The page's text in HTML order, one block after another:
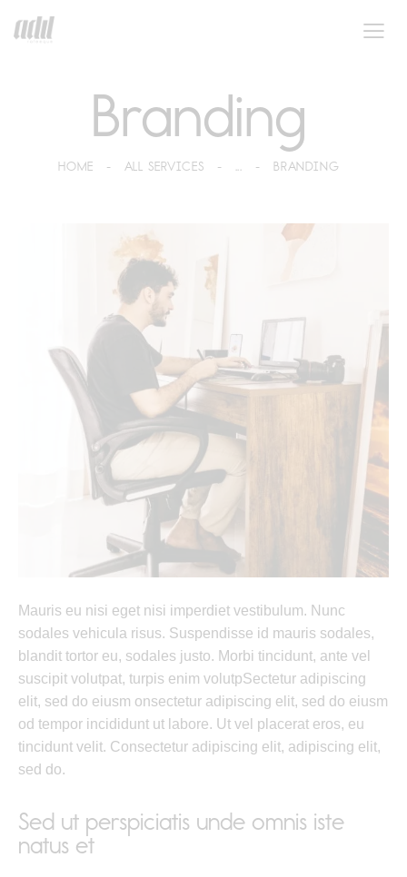
Branding
HOME ALL SERVICES ... BRANDING
Mauris eu nisi eget nisi imperdiet vestibulum. Nunc
sodales vehicula risus. Suspendisse id mauris sodales,
blandit tortor eu, sodales justo. Morbi tincidunt, ante vel
suscipit volutpat, turpis enim volutpSectetur adipiscing
elit, sed do eiusm onsectetur adipiscing elit, sed do eiusm
od tempor incididunt ut labore. Ut vel placerat eros, eu
tincidunt velit. Consectetur adipiscing elit, adipiscing elit,
sed do.
Sed ut perspiciatis unde omnis iste
natus et